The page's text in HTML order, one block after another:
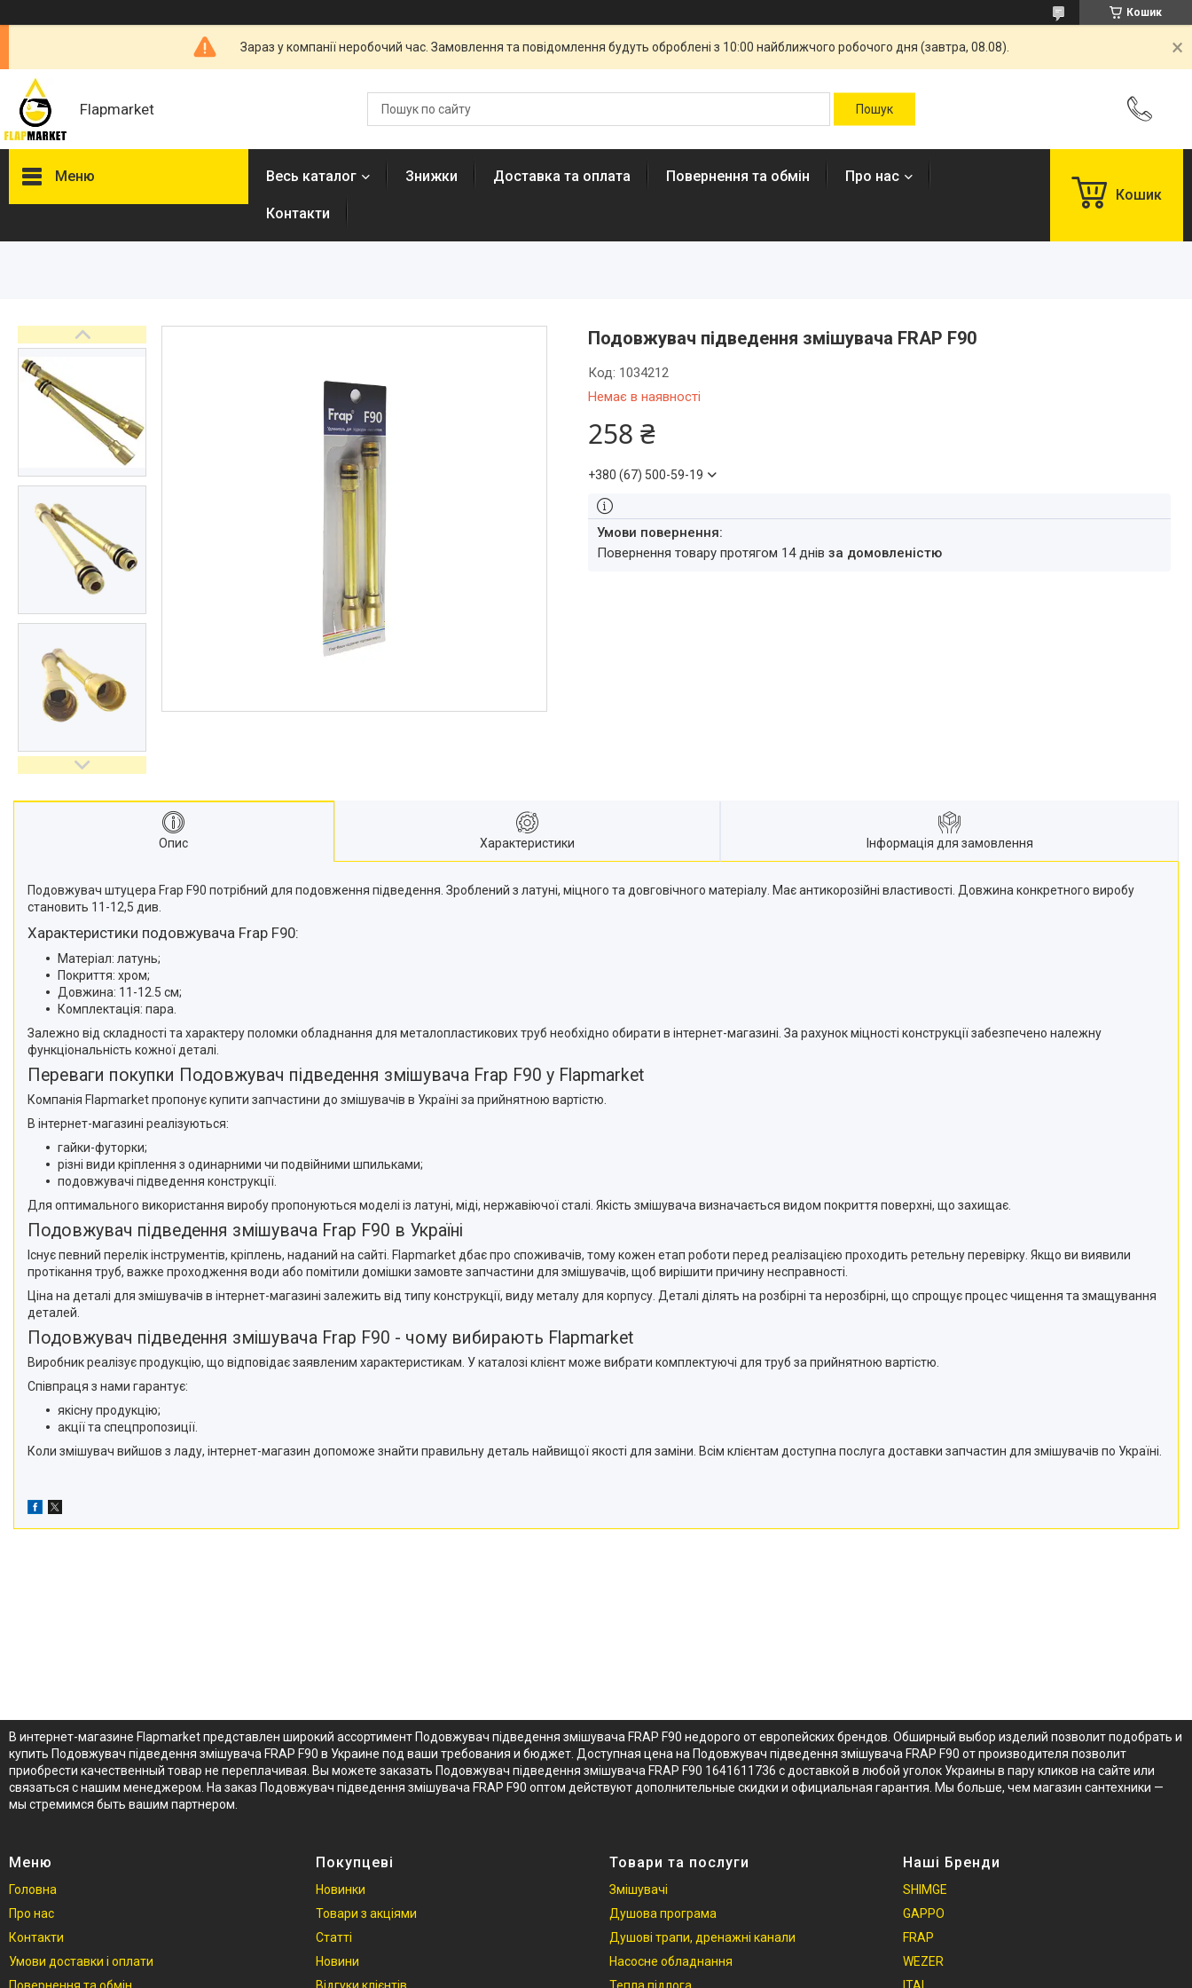
Кошик
Зараз у компанії неробочий час. Замовлення та повідомлення будуть оброблені з 10:00 найближчого робочого дня (завтра, 08.08).
Flapmarket
Меню
Душові трапи, дренажні
канали
Аксесуари для ванної
кімнати
Запчастини та комплектуючі
Гнучкі шланги (підведення)
Кухонні мийки
Рушникосушарки
Матеріали для влаштування
теплої підлоги
Запірно-регулююча
Фільтри для води
Насосне обладнання
Пакувальні сантехнічні
Весь каталог Знижки Доставка та оплата Повернення та обмін Про нас
Контакти
Кошик
Подовжувач підведення змішувача FRAP F90
Немає в наявності
Код: 1034212
258 ₴
+380 (67) 500-59-19
повернення товару протягом 14 днів за домовленістю
Опис Характеристики Інформація для замовлення
Подовжувач штуцера Frap F90 потрібний для подовження підведення. Зроблений з латуні, міцного та довговічного матеріалу. Має антикорозійні властивості. Довжина конкретного виробу
становить 11-12,5 див.
Характеристики подовжувача Frap F90:
Матеріал: латунь;
Покриття: хром;
Довжина: 11-12.5 см;
Комплектація: пара.
Залежно від складності та характеру поломки обладнання для металопластикових труб необхідно обирати в інтернет-магазині. За рахунок міцності конструкції забезпечено належну
функціональність кожної деталі.
Переваги покупки Подовжувач підведення змішувача Frap F90 у Flapmarket
Компанія Flapmarket пропонує купити запчастини до змішувачів в Україні за прийнятною вартістю.
В інтернет-магазині реалізуються:
гайки-футорки;
різні види кріплення з одинарними чи подвійними шпильками;
подовжувачі підведення конструкції.
Для оптимального використання виробу пропонуються моделі із латуні, міді, нержавіючої сталі. Якість змішувача визначається видом покриття поверхні, що захищає.
Подовжувач підведення змішувача Frap F90 в Україні
Існує певний перелік інструментів, кріплень, наданий на сайті. Flapmarket дбає про споживачів, тому кожен етап роботи перед реалізацією проходить ретельну перевірку. Якщо ви виявили
протікання труб, важке проходження води або помітили домішки замовте запчастини для змішувачів, щоб вирішити причину несправності.
Ціна на деталі для змішувачів в інтернет-магазині залежить від типу конструкції, виду металу для корпусу. Деталі ділять на розбірні та нерозбірні, що спрощує процес чищення та змащування
деталей.
Подовжувач підведення змішувача Frap F90 - чому вибирають Flapmarket
Виробник реалізує продукцію, що відповідає заявленим характеристикам. У каталозі клієнт може вибрати комплектуючі для труб за прийнятною вартістю.
Співпраця з нами гарантує:
якісну продукцію;
акції та спецпропозиції.
Коли змішувач вийшов з ладу, інтернет-магазин допоможе знайти правильну деталь найвищої якості для заміни. Всім клієнтам доступна послуга доставки запчастин для змішувачів по Україні.
В интернет-магазине Flapmarket представлен широкий ассортимент Подовжувач підведення змішувача FRAP F90 недорого от европейских брендов. Обширный выбор изделий позволит подобрать и
купить Подовжувач підведення змішувача FRAP F90 в Украине под ваши требования и бюджет. Доступная цена на Подовжувач підведення змішувача FRAP F90 от производителя позволит
приобрести качественный товар не переплачивая. Вы можете заказать Подовжувач підведення змішувача FRAP F90 1641611736 с доставкой в любой уголок Украины в пару кликов на сайте или
связаться с нашим менеджером. На заказ Подовжувач підведення змішувача FRAP F90 оптом действуют дополнительные скидки и официальная гарантия. Мы больше, чем магазин сантехники —
мы стремимся быть вашим партнером.
Меню
Головна
Про нас
Контакти
Умови доставки і оплати
Покупцеві
Новинки
Товари з акціями
Статті
Новини
Товари та послуги
Змішувачі
Душова програма
Душові трапи, дренажні канали
Насосне обладнання
Наші Бренди
SHIMGE
GAPPO
FRAP
WEZER